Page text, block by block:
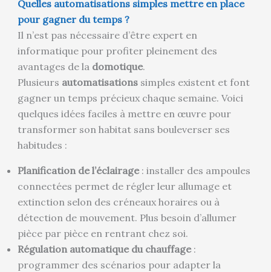
Quelles automatisations simples mettre en place
pour gagner du temps ?
Il n’est pas nécessaire d’être expert en
informatique pour profiter pleinement des
avantages de la domotique.
Plusieurs automatisationssimples existent et font
gagner un temps précieux chaque semaine. Voici
quelques idées faciles à mettre en œuvre pour
transformer son habitat sans bouleverser ses
habitudes :
Planification de l’éclairage: installer des ampoules
connectées permet de régler leur allumage et
extinction selon des créneaux horaires ou à
détection de mouvement. Plus besoin d’allumer
pièce par pièce en rentrant chez soi.
Régulation automatique du chauffage:
programmer des scénarios pour adapter la